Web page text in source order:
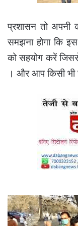
प्रशासन तो अपनी
समझना होगा कि
को सहयोग करें
। और आप किसी
रात
के
अंधेरे